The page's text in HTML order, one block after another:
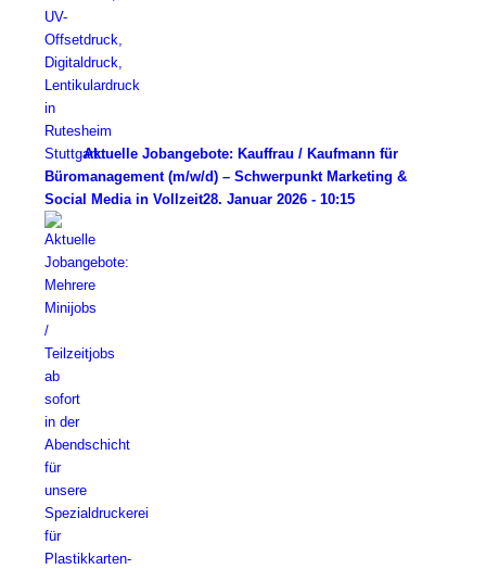
Aktuelle Jobangebote: Kauffrau / Kaufmann für
Büromanagement (m/w/d) – Schwerpunkt Marketing &
Social Media in Vollzeit28. Januar 2026 - 10:15